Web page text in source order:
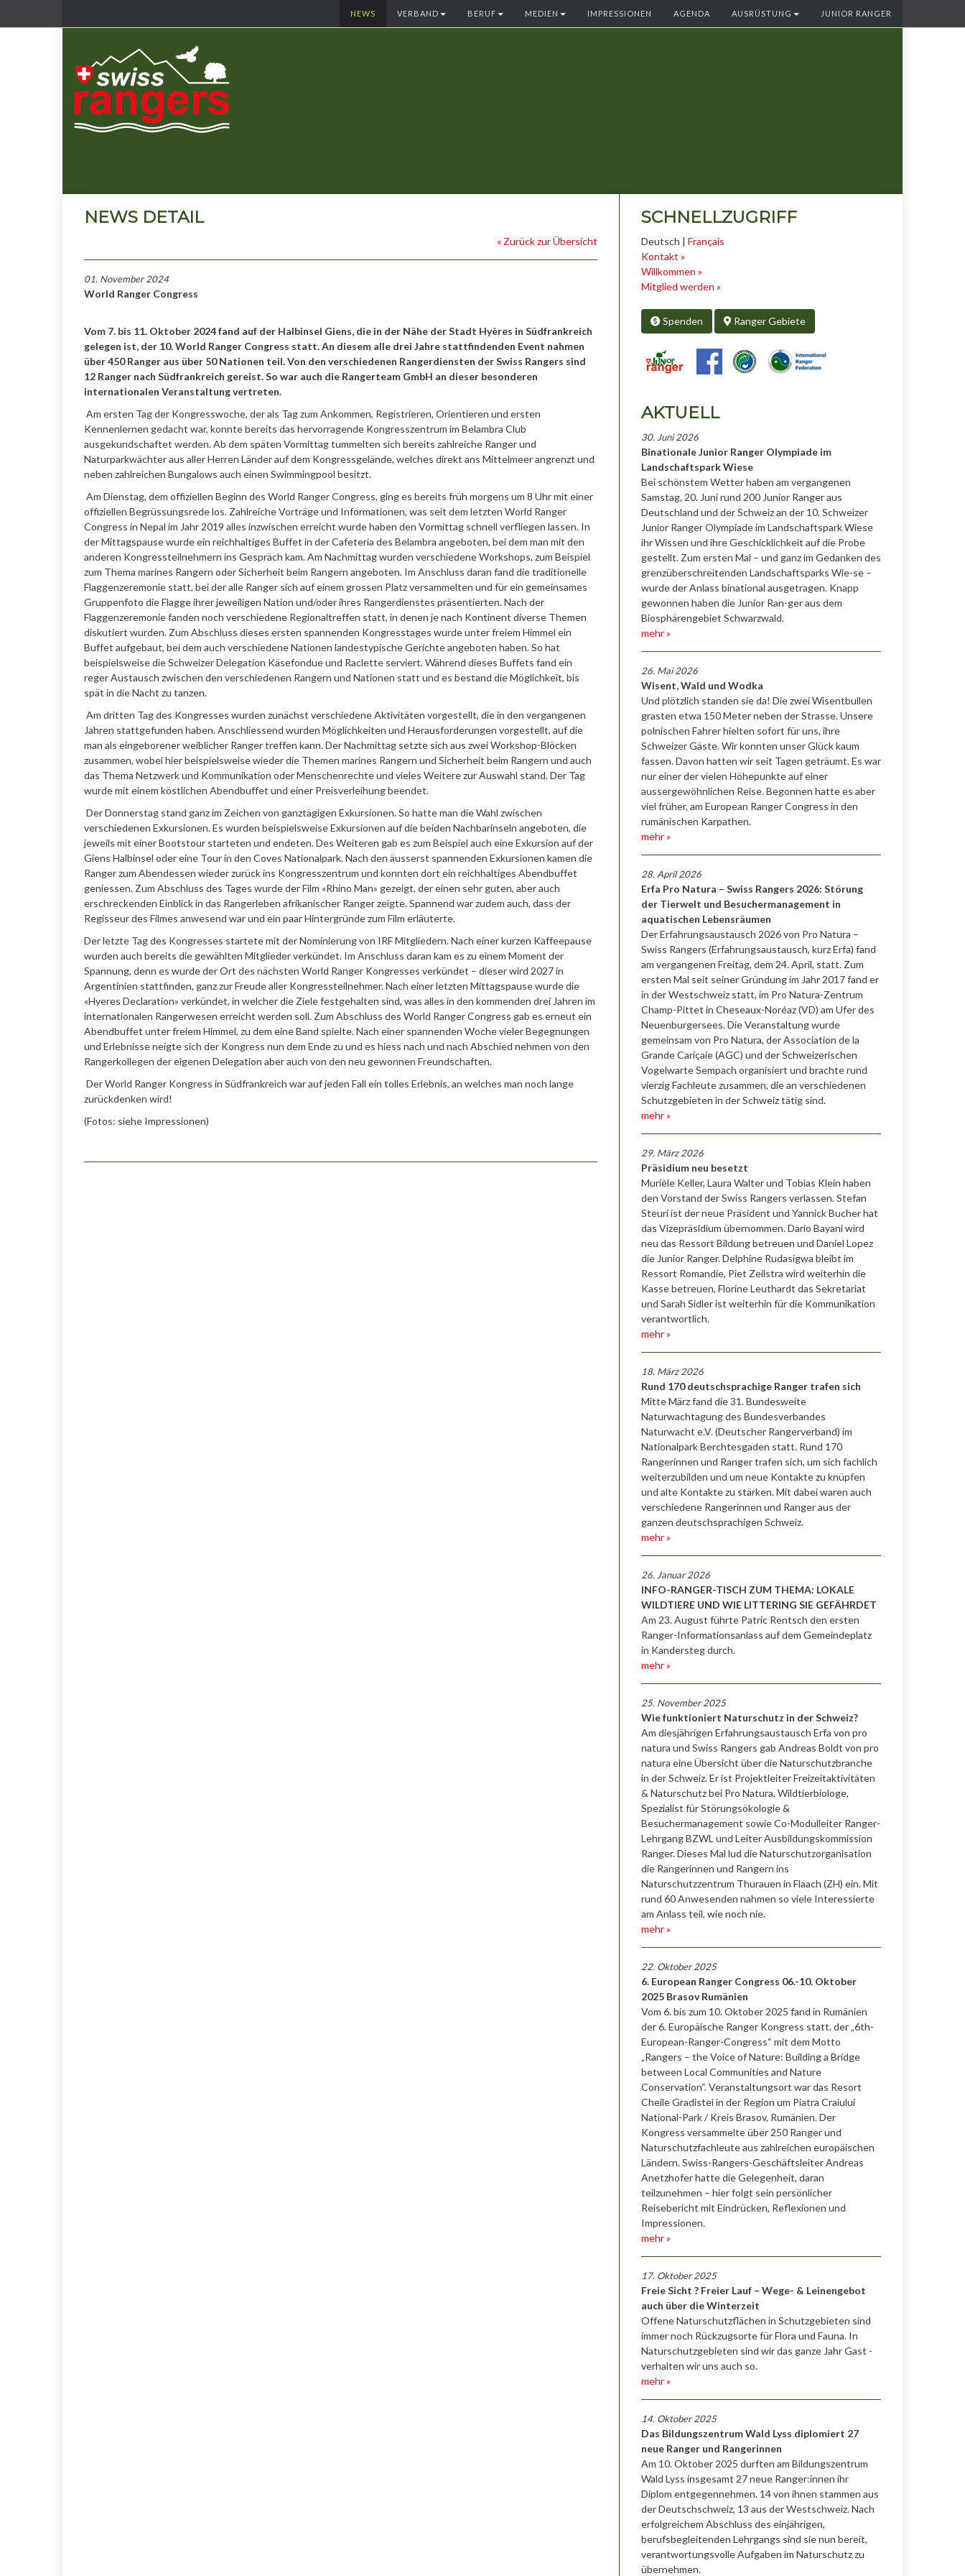
NEWS VERBAND BERUF MEDIEN IMPRESSIONEN AGENDA AUSRÜSTUNG JUNIOR RANGER
NEWS DETAIL
« Zurück zur Übersicht
01. November 2024
World Ranger Congress
Vom 7. bis 11. Oktober 2024 fand auf der Halbinsel Giens, die in der Nähe der Stadt Hyères in Südfrankreich
gelegen ist, der 10. World Ranger Congress statt. An diesem alle drei Jahre stattfindenden Event nahmen
über 450 Ranger aus über 50 Nationen teil. Von den verschiedenen Rangerdiensten der Swiss Rangers sind
12 Ranger nach Südfrankreich gereist. So war auch die Rangerteam GmbH an dieser besonderen
internationalen Veranstaltung vertreten.
Am ersten Tag der Kongresswoche, der als Tag zum Ankommen, Registrieren, Orientieren und ersten
Kennenlernen gedacht war, konnte bereits das hervorragende Kongresszentrum im Belambra Club
ausgekundschaftet werden. Ab dem späten Vormittag tummelten sich bereits zahlreiche Ranger und
Naturparkwächter aus aller Herren Länder auf dem Kongressgelände, welches direkt ans Mittelmeer angrenzt und
neben zahlreichen Bungalows auch einen Swimmingpool besitzt.
Am Dienstag, dem offiziellen Beginn des World Ranger Congress, ging es bereits früh morgens um 8 Uhr mit einer
offiziellen Begrüssungsrede los. Zahlreiche Vorträge und Informationen, was seit dem letzten World Ranger
Congress in Nepal im Jahr 2019 alles inzwischen erreicht wurde haben den Vormittag schnell verfliegen lassen. In
der Mittagspause wurde ein reichhaltiges Buffet in der Cafeteria des Belambra angeboten, bei dem man mit den
anderen Kongressteilnehmern ins Gespräch kam. Am Nachmittag wurden verschiedene Workshops, zum Beispiel
zum Thema marines Rangern oder Sicherheit beim Rangern angeboten. Im Anschluss daran fand die traditionelle
Flaggenzeremonie statt, bei der alle Ranger sich auf einem grossen Platz versammelten und für ein gemeinsames
Gruppenfoto die Flagge ihrer jeweiligen Nation und/oder ihres Rangerdienstes präsentierten. Nach der
Flaggenzeremonie fanden noch verschiedene Regionaltreffen statt, in denen je nach Kontinent diverse Themen
diskutiert wurden. Zum Abschluss dieses ersten spannenden Kongresstages wurde unter freiem Himmel ein
Buffet aufgebaut, bei dem auch verschiedene Nationen landestypische Gerichte angeboten haben. So hat
beispielsweise die Schweizer Delegation Käsefondue und Raclette serviert. Während dieses Buffets fand ein
reger Austausch zwischen den verschiedenen Rangern und Nationen statt und es bestand die Möglichkeit, bis
spät in die Nacht zu tanzen.
Am dritten Tag des Kongresses wurden zunächst verschiedene Aktivitäten vorgestellt, die in den vergangenen
Jahren stattgefunden haben. Anschliessend wurden Möglichkeiten und Herausforderungen vorgestellt, auf die
man als eingeborener weiblicher Ranger treffen kann. Der Nachmittag setzte sich aus zwei Workshop-Blöcken
zusammen, wobei hier beispielsweise wieder die Themen marines Rangern und Sicherheit beim Rangern und auch
das Thema Netzwerk und Kommunikation oder Menschenrechte und vieles Weitere zur Auswahl stand. Der Tag
wurde mit einem köstlichen Abendbuffet und einer Preisverleihung beendet.
Der Donnerstag stand ganz im Zeichen von ganztägigen Exkursionen. So hatte man die Wahl zwischen
verschiedenen Exkursionen. Es wurden beispielsweise Exkursionen auf die beiden Nachbarinseln angeboten, die
jeweils mit einer Bootstour starteten und endeten. Des Weiteren gab es zum Beispiel auch eine Exkursion auf der
Giens Halbinsel oder eine Tour in den Coves Nationalpark. Nach den äusserst spannenden Exkursionen kamen die
Ranger zum Abendessen wieder zurück ins Kongresszentrum und konnten dort ein reichhaltiges Abendbuffet
geniessen. Zum Abschluss des Tages wurde der Film «Rhino Man» gezeigt, der einen sehr guten, aber auch
erschreckenden Einblick in das Rangerleben afrikanischer Ranger zeigte. Spannend war zudem auch, dass der
Regisseur des Filmes anwesend war und ein paar Hintergründe zum Film erläuterte.
Der letzte Tag des Kongresses startete mit der Nominierung von IRF Mitgliedern. Nach einer kurzen Kaffeepause
wurden auch bereits die gewählten Mitglieder verkündet. Im Anschluss daran kam es zu einem Moment der
Spannung, denn es wurde der Ort des nächsten World Ranger Kongresses verkündet – dieser wird 2027 in
Argentinien stattfinden, ganz zur Freude aller Kongressteilnehmer. Nach einer letzten Mittagspause wurde die
«Hyeres Declaration» verkündet, in welcher die Ziele festgehalten sind, was alles in den kommenden drei Jahren im
internationalen Rangerwesen erreicht werden soll. Zum Abschluss des World Ranger Congress gab es erneut ein
Abendbuffet unter freiem Himmel, zu dem eine Band spielte. Nach einer spannenden Woche vieler Begegnungen
und Erlebnisse neigte sich der Kongress nun dem Ende zu und es hiess nach und nach Abschied nehmen von den
Rangerkollegen der eigenen Delegation aber auch von den neu gewonnen Freundschaften.
Der World Ranger Kongress in Südfrankreich war auf jeden Fall ein tolles Erlebnis, an welches man noch lange
zurückdenken wird!
(Fotos: siehe Impressionen)
SCHNELLZUGRIFF
Deutsch | Français
Kontakt »
Willkommen »
Mitglied werden »
Spenden Ranger Gebiete
AKTUELL
30. Juni 2026
Binationale Junior Ranger Olympiade im
Landschaftspark Wiese
Bei schönstem Wetter haben am vergangenen
Samstag, 20. Juni rund 200 Junior Ranger aus
Deutschland und der Schweiz an der 10. Schweizer
Junior Ranger Olympiade im Landschaftspark Wiese
ihr Wissen und ihre Geschicklichkeit auf die Probe
gestellt. Zum ersten Mal – und ganz im Gedanken des
grenzüberschreitenden Landschaftsparks Wie-se –
wurde der Anlass binational ausgetragen. Knapp
gewonnen haben die Junior Ran-ger aus dem
Biosphärengebiet Schwarzwald.
mehr »
26. Mai 2026
Wisent, Wald und Wodka
Und plötzlich standen sie da! Die zwei Wisentbullen
grasten etwa 150 Meter neben der Strasse. Unsere
polnischen Fahrer hielten sofort für uns, ihre
Schweizer Gäste. Wir konnten unser Glück kaum
fassen. Davon hatten wir seit Tagen geträumt. Es war
nur einer der vielen Höhepunkte auf einer
aussergewöhnlichen Reise. Begonnen hatte es aber
viel früher, am European Ranger Congress in den
rumänischen Karpathen.
mehr »
28. April 2026
Erfa Pro Natura – Swiss Rangers 2026: Störung
der Tierwelt und Besuchermanagement in
aquatischen Lebensräumen
Der Erfahrungsaustausch 2026 von Pro Natura –
Swiss Rangers (Erfahrungsaustausch, kurz Erfa) fand
am vergangenen Freitag, dem 24. April, statt. Zum
ersten Mal seit seiner Gründung im Jahr 2017 fand er
in der Westschweiz statt, im Pro Natura-Zentrum
Champ-Pittet in Cheseaux-Noréaz (VD) am Ufer des
Neuenburgersees. Die Veranstaltung wurde
gemeinsam von Pro Natura, der Association de la
Grande Cariçaie (AGC) und der Schweizerischen
Vogelwarte Sempach organisiert und brachte rund
vierzig Fachleute zusammen, die an verschiedenen
Schutzgebieten in der Schweiz tätig sind.
mehr »
29. März 2026
Präsidium neu besetzt
Murièle Keller, Laura Walter und Tobias Klein haben
den Vorstand der Swiss Rangers verlassen. Stefan
Steuri ist der neue Präsident und Yannick Bucher hat
das Vizepräsidium übernommen. Dario Bayani wird
neu das Ressort Bildung betreuen und Daniel Lopez
die Junior Ranger. Delphine Rudasigwa bleibt im
Ressort Romandie, Piet Zeilstra wird weiterhin die
Kasse betreuen, Florine Leuthardt das Sekretariat
und Sarah Sidler ist weiterhin für die Kommunikation
verantwortlich.
mehr »
18. März 2026
Rund 170 deutschsprachige Ranger trafen sich
Mitte März fand die 31. Bundesweite
Naturwachtagung des Bundesverbandes
Naturwacht e.V. (Deutscher Rangerverband) im
Nationalpark Berchtesgaden statt. Rund 170
Rangerinnen und Ranger trafen sich, um sich fachlich
weiterzubilden und um neue Kontakte zu knüpfen
und alte Kontakte zu stärken. Mit dabei waren auch
verschiedene Rangerinnen und Ranger aus der
ganzen deutschsprachigen Schweiz.
mehr »
26. Januar 2026
INFO-RANGER-TISCH ZUM THEMA: LOKALE
WILDTIERE UND WIE LITTERING SIE GEFÄHRDET
Am 23. August führte Patric Rentsch den ersten
Ranger-Informationsanlass auf dem Gemeindeplatz
in Kandersteg durch.
mehr »
25. November 2025
Wie funktioniert Naturschutz in der Schweiz?
Am diesjährigen Erfahrungsaustausch Erfa von pro
natura und Swiss Rangers gab Andreas Boldt von pro
natura eine Übersicht über die Naturschutzbranche
in der Schweiz. Er ist Projektleiter Freizeitaktivitäten
& Naturschutz bei Pro Natura, Wildtierbiologe,
Spezialist für Störungsökologie &
Besuchermanagement sowie Co-Modulleiter Ranger-
Lehrgang BZWL und Leiter Ausbildungskommission
Ranger. Dieses Mal lud die Naturschutzorganisation
die Rangerinnen und Rangern ins
Naturschutzzentrum Thurauen in Flaach (ZH) ein. Mit
rund 60 Anwesenden nahmen so viele Interessierte
am Anlass teil, wie noch nie.
mehr »
22. Oktober 2025
6. European Ranger Congress 06.-10. Oktober
2025 Brasov Rumänien
Vom 6. bis zum 10. Oktober 2025 fand in Rumänien
der 6. Europäische Ranger Kongress statt. der „6th-
European-Ranger-Congress“ mit dem Motto
„Rangers – the Voice of Nature: Building a Bridge
between Local Communities and Nature
Conservation“. Veranstaltungsort war das Resort
Cheile Gradistei in der Region um Piatra Craiului
National-Park / Kreis Brasov, Rumänien. Der
Kongress versammelte über 250 Ranger und
Naturschutzfachleute aus zahlreichen europäischen
Ländern. Swiss-Rangers-Geschäftsleiter Andreas
Anetzhofer hatte die Gelegenheit, daran
teilzunehmen – hier folgt sein persönlicher
Reisebericht mit Eindrücken, Reflexionen und
Impressionen.
mehr »
17. Oktober 2025
Freie Sicht ? Freier Lauf – Wege- & Leinengebot
auch über die Winterzeit
Offene Naturschutzflächen in Schutzgebieten sind
immer noch Rückzugsorte für Flora und Fauna. In
Naturschutzgebieten sind wir das ganze Jahr Gast -
verhalten wir uns auch so.
mehr »
14. Oktober 2025
Das Bildungszentrum Wald Lyss diplomiert 27
neue Ranger und Rangerinnen
Am 10. Oktober 2025 durften am Bildungszentrum
Wald Lyss insgesamt 27 neue Ranger:innen ihr
Diplom entgegennehmen. 14 von ihnen stammen aus
der Deutschschweiz, 13 aus der Westschweiz. Nach
erfolgreichem Abschluss des einjährigen,
berufsbegleitenden Lehrgangs sind sie nun bereit,
verantwortungsvolle Aufgaben im Naturschutz zu
übernehmen.